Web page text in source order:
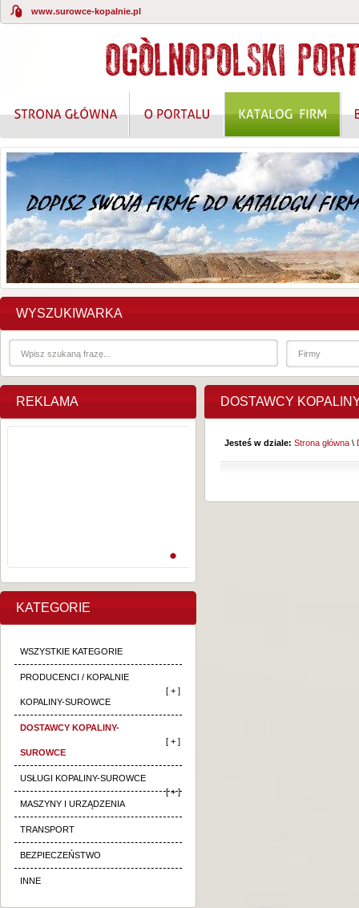
www.surowce-kopalnie.pl
WYSZUKIWARKA
REKLAMA
KATEGORIE
WSZYSTKIE KATEGORIE
PRODUCENCI / KOPALNIE
KOPALINY-SUROWCE
[ + ]
DOSTAWCY KOPALINY-
SUROWCE
[ + ]
USŁUGI KOPALINY-SUROWCE
[ + ]
MASZYNY I URZĄDZENIA
TRANSPORT
BEZPIECZEŃSTWO
INNE
DOSTAWCY
Jesteś w dziale: Strona główna \